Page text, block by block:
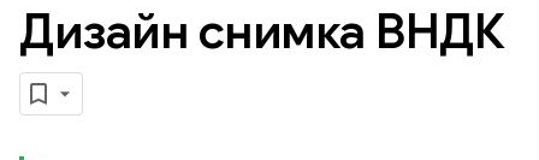
Дизайн снимка ВНДК